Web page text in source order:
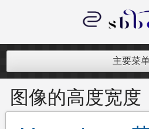
内
记录跨境电商
主要菜
图像的高度宽度